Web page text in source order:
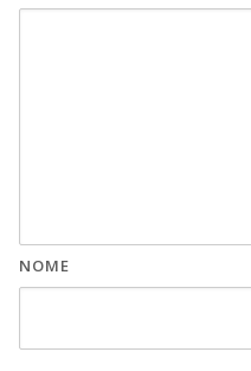
NOME